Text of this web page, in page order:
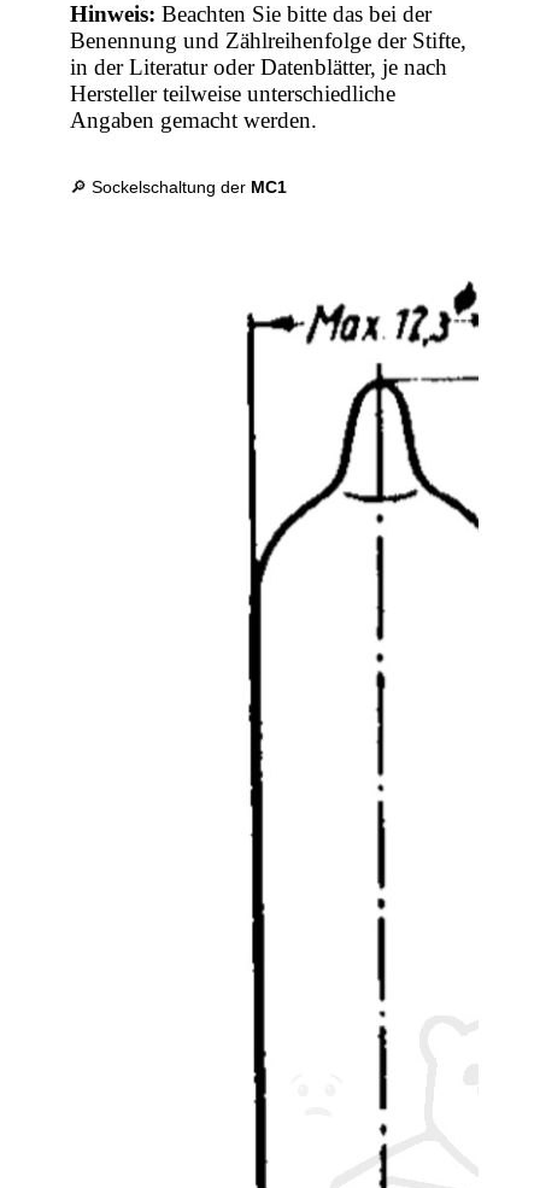
Hinweis: Beachten Sie bitte das bei der
Benennung und Zählreihenfolge der Stifte,
in der Literatur oder Datenblätter, je nach
Hersteller teilweise unterschiedliche
Angaben gemacht werden.
🔎 Sockelschaltung der MC1